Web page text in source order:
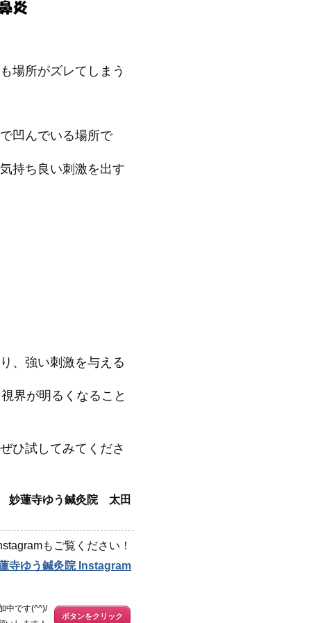
場所がズレてしまう
凹んでいる場所で
持ち良い刺激を出す
、強い刺激を与える
界が明るくなること
ひ試してみてくださ
妙蓮寺ゆう鍼灸院 太田
もご覧ください！
寺ゆう鍼灸院 Instagram
中です(^^)/
ボタンをクリック